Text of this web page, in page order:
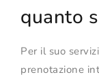
quanto
Per il suo
prenotazione